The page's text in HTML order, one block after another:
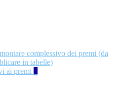
complessivo dei premi (da
in tabelle)
ai premi 5